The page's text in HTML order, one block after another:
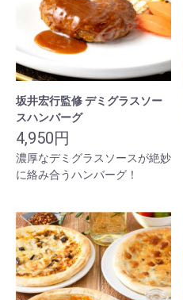
坂井宏行監修 デミグラスソー
スハンバーグ
4,950円
濃厚なデミグラスソースが絶妙
に絡み合うハンバーグ！